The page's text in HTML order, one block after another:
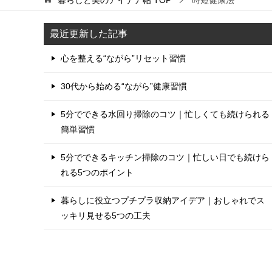
最近更新した記事
心を整える“ながら”リセット習慣
30代から始める“ながら”健康習慣
5分でできる水回り掃除のコツ｜忙しくても続けられる
簡単習慣
5分でできるキッチン掃除のコツ｜忙しい日でも続けら
れる5つのポイント
暮らしに役立つプチプラ収納アイデア｜おしゃれでス
ッキリ見せる5つの工夫